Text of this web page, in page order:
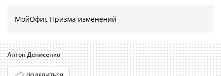
МойОфис Призма изменений
Антон Денисенко